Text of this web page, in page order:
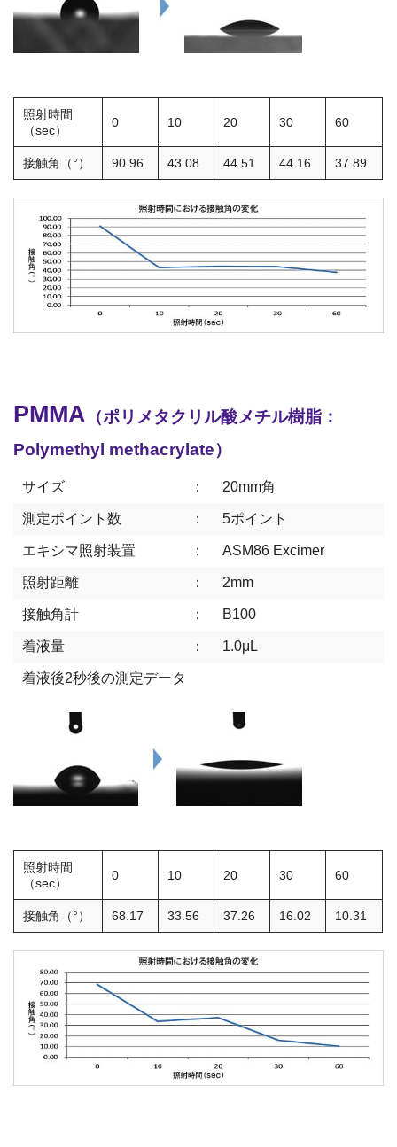
接触角計、ぬれ性評価装置
照射時間
（sec）
0 10 20 30 60
接触角（°） 90.96 43.08 44.51 44.16 37.89
PMMA （ポリメタクリル酸メチル樹脂：
Polymethyl methacrylate）
サイズ ： 20mm角
測定ポイント数 ： 5ポイント
エキシマ照射装置 ： ASM86 Excimer
照射距離 ： 2mm
接触角計 ： B100
着液量 ： 1.0μL
着液後2秒後の測定データ
照射時間
（sec）
0 10 20 30 60
接触角（°） 68.17 33.56 37.26 16.02 10.31